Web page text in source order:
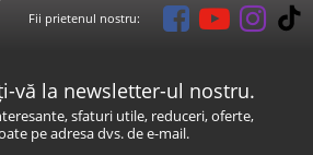
Fii prietenul nostru:
vă la newsletter-ul nostru.
sfaturi utile, reduceri, oferte,
pe adresa dvs. de e-mail.